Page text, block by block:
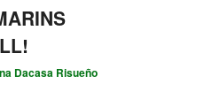
Dacasa Risueño